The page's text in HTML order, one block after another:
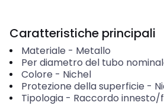
Caratteristiche principali
Materiale - Metallo
Per diametro del tubo
Colore - Nichel
Protezione della superficie -
Tipologia- Raccordo